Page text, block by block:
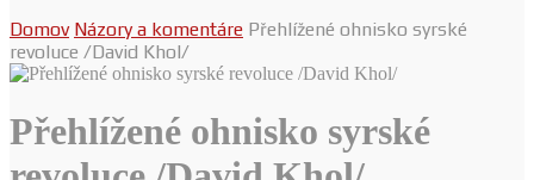
Domov Názory a komentáre Přehlížené ohnisko syrské
revoluce /David Khol/
Přehlížené ohnisko syrské